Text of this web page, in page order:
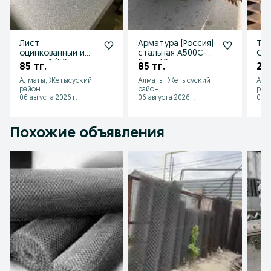
Лист
оцинкованный и
цветной (50
до 3 м, цена
выгодная!
85 тг.
Алматы, Жетысуский
район
06 августа 2026 г.
Арматура (Россия)
стальная А500С-от
6 до 40
день заказа!
85 тг.
Алматы, Жетысуский
район
06 августа 2026 г.
20
06
Похожие объявления